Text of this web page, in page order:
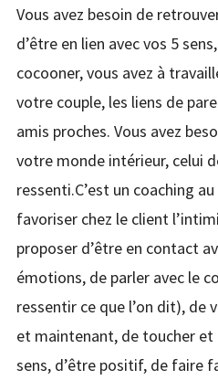
Vous avez besoin de
d’être en lien avec vos 5
cocooner, vous avez à
votre couple, les liens de
amis proches. Vous avez
votre monde intérieur, celui
ressenti.C’est un coaching
favoriser chez le client
proposer d’être en contact
émotions, de parler avec le
ressentir ce que l’on dit), de
et maintenant, de toucher et
sens, d’être positif, de faire